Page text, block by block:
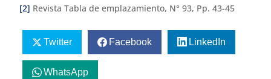
[2] Revista Tabla de emplazamiento, N° 93, Pp. 43-45
Twitter Facebook LinkedIn
WhatsApp